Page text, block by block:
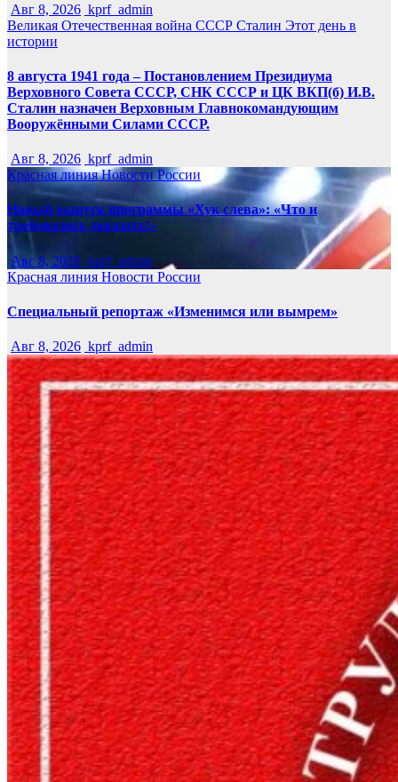
Авг 8, 2026 kprf_admin
Великая Отечественная война СССР Сталин Этот день в
истории
8 августа 1941 года – Постановлением Президиума
Верховного Совета СССР, СНК СССР и ЦК ВКП(б) И.В.
Сталин назначен Верховным Главнокомандующим
Вооружёнными Силами СССР.
Авг 8, 2026 kprf_admin
Красная линияНовости России
Новый выпуск программы «Хук слева»: «Что и
требовалось доказать!»
Авг 8, 2026 kprf_admin
Красная линия Новости России
Специальный репортаж «Изменимся или вымрем»
Авг 8, 2026 kprf_admin